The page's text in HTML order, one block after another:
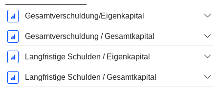
Gesamtverschuldung/Eigenkapital
Gesamtverschuldung / Gesamtkapital
Langfristige Schulden / Eigenkapital
Langfristige Schulden / Gesamtkapital